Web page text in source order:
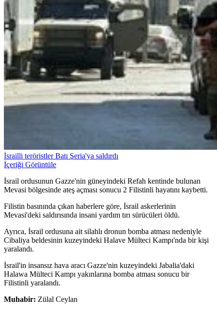
İsrailli teröristler Batı Şeria'ya saldırdı
İçeriği Görüntüle
İsrail ordusunun Gazze'nin güneyindeki Refah kentinde bulunan
Mevasi bölgesinde ateş açması sonucu 2 Filistinli hayatını kaybetti.
Filistin basınında çıkan haberlere göre, İsrail askerlerinin
Mevasi'deki saldırısında insani yardım tırı sürücüleri öldü.
Ayrıca, İsrail ordusuna ait silahlı dronun bomba atması nedeniyle
Cibaliya beldesinin kuzeyindeki Halave Mülteci Kampı'nda bir kişi
yaralandı.
İsrail'in insansız hava aracı Gazze'nin kuzeyindeki Jabalia'daki
Halawa Mülteci Kampı yakınlarına bomba atması sonucu bir
Filistinli yaralandı.
Muhabir: Zülal Ceylan